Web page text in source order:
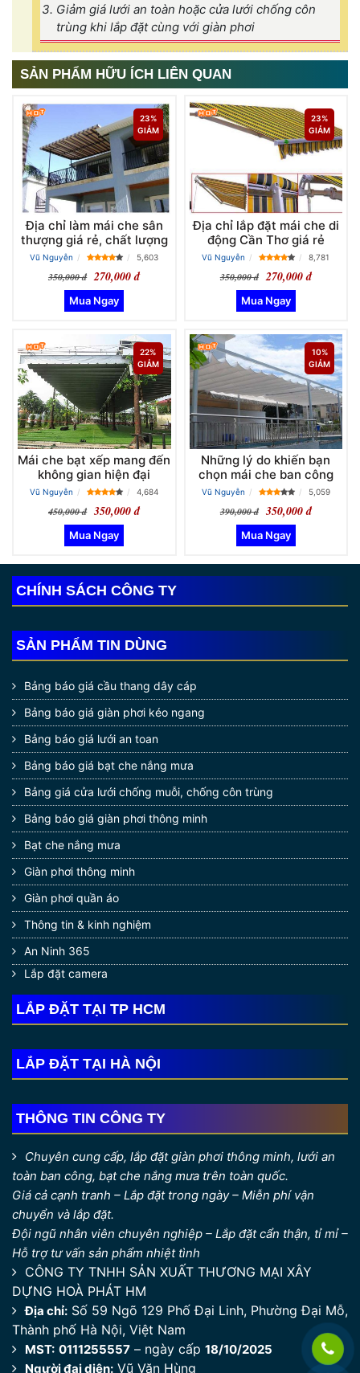
Giảm giá lưới an toàn hoặc cửa lưới chống côn
trùng khi lắp đặt cùng với giàn phơi
SẢN PHẨM HỮU ÍCH LIÊN QUAN
23%
GIẢM
Địa chỉ làm mái che sân
thượng giá rẻ, chất lượng
Vũ Nguyễn 5,603
350,000 đ 270,000 đ
23%
GIẢM
Địa chỉ lắp đặt mái che di
động Cần Thơ giá rẻ
Vũ Nguyễn 8,781
350,000 đ 270,000 đ
22%
GIẢM
Mái che bạt xếp mang đến
không gian hiện đại
Vũ Nguyễn 4,684
450,000 đ 350,000 đ
10%
GIẢM
Những lý do khiến bạn
chọn mái che ban công
Vũ Nguyễn 5,059
390,000 đ 350,000 đ
CHÍNH SÁCH CÔNG TY
SẢN PHẨM TIN DÙNG
Bảng báo giá cầu thang dây cáp
Bảng báo giá giàn phơi kéo ngang
Bảng báo giá lưới an toan
Bảng báo giá bạt che nắng mưa
Bảng giá cửa lưới chống muỗi, chống côn trùng
Bảng báo giá giàn phơi thông minh
Bạt che nắng mưa
Giàn phơi thông minh
Giàn phơi quần áo
Thông tin & kinh nghiệm
An Ninh 365
Lắp đặt camera
LẮP ĐẶT TẠI TP HCM
LẮP ĐẶT TẠI HÀ NỘI
THÔNG TIN CÔNG TY
Chuyên cung cấp, lắp đặt giàn phơi thông minh, lưới an
toàn ban công, bạt che nắng mưa trên toàn quốc.
Giá cả cạnh tranh – Lắp đặt trong ngày – Miễn phí vận
chuyển và lắp đặt.
Đội ngũ nhân viên chuyên nghiệp – Lắp đặt cẩn thận, tỉ mỉ –
Hỗ trợ tư vấn sản phẩm nhiệt tình
CÔNG TY TNHH SẢN XUẤT THƯƠNG MẠI XÂY
DỰNG HOÀ PHÁT HM
Địa chỉ: Số 59 Ngõ 129 Phố Đại Linh, Phường Đại Mỗ,
Thành phố Hà Nội, Việt Nam
MST: 0111255557 – ngày cấp 18/10/2025
Người đại diện: Vũ Văn Hùng